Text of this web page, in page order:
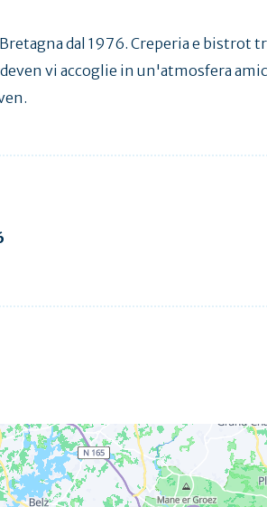
dal 1976. Creperia e bistrot
vi accoglie in un'atmosfera